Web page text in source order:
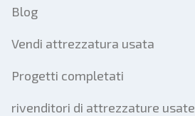
Blog
Vendi attrezzatura usata
Progetti completati
rivenditori di attrezzature usate